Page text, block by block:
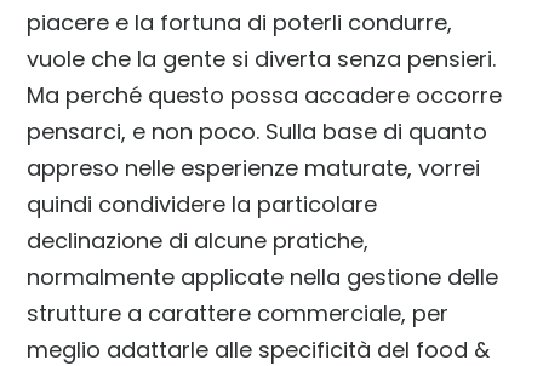
piacere e la fortuna di poterli condurre,
vuole che la gente si diverta senza pensieri.
Ma perché questo possa accadere occorre
pensarci, e non poco. Sulla base di quanto
appreso nelle esperienze maturate, vorrei
quindi condividere la particolare
declinazione di alcune pratiche,
normalmente applicate nella gestione delle
strutture a carattere commerciale, per
meglio adattarle alle specificità del food &